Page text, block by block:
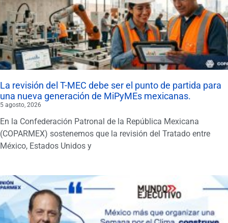
La revisión del T-MEC debe ser el punto de partida para
una nueva generación de MiPyMEs mexicanas.
5 agosto, 2026
En la Confederación Patronal de la República Mexicana
(COPARMEX) sostenemos que la revisión del Tratado entre
México, Estados Unidos y